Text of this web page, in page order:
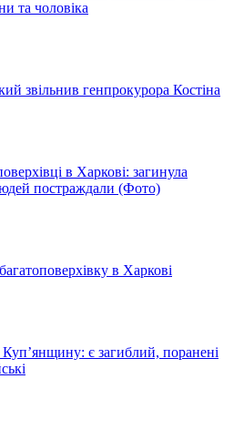
та чоловіка
звільнив генпрокурора Костіна
в Харкові: загинула
постраждали (Фото)
в Харкові
Купʼянщину: є загиблий, поранені